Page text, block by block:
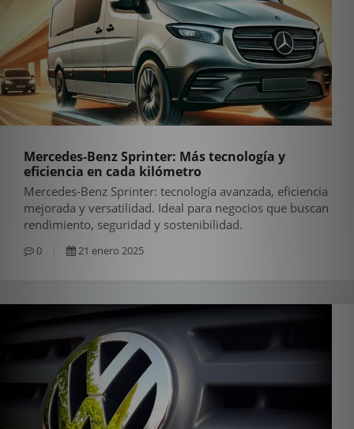
Mercedes-Benz Sprinter: Más tecnología y
eficiencia en cada kilómetro
Mercedes-Benz Sprinter: tecnología avanzada, eficiencia
mejorada y versatilidad. Ideal para negocios que buscan
rendimiento, seguridad y sostenibilidad.
0 21 enero 2025